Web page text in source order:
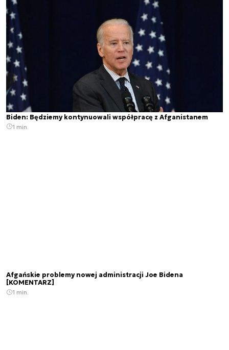
Biden: Będziemy kontynuowali współpracę z Afganistanem
1 min.
Afgańskie problemy nowej administracji Joe Bidena
[KOMENTARZ]
1 min.